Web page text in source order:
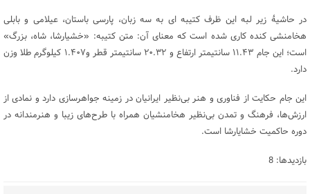
در حاشیۀ زیر لبه این ظرف کتیبه ای به سه زبان، پارسی باستان، عیلامی و بابلی
هخامنشی کنده کاری شده است که معنای آن: متن کتیبه: «خشیارشا، شاه، بزرگ»
است؛ این جام ۱۱.۴۳ سانتیمتر ارتفاع و ۲۰.۳۲ سانتیمتر قطر و۱.۴۰۷ کیلوگرم طلا وزن
دارد.
این جام حکایت از فناوری و هنر بی‌نظیر ایرانیان در زمینه جواهرسازی دارد و نمادی از
ارزش‌ها، فرهنگ و تمدن بی‌نظیر هخامنشیان همراه با طرح‌های زیبا و هنرمندانه در
دوره حاکمیت خشایارشا است.
بازدیدها: 8